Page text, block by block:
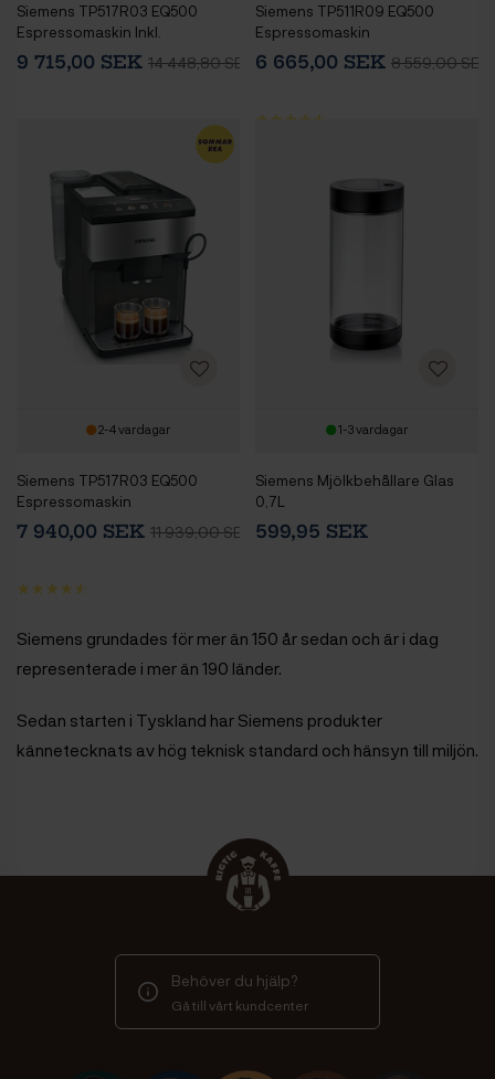
Siemens TP517R03 EQ500
Espressomaskin Inkl.
Mjölkbehållare, Vårdpaket &
2 kg Rigtig Kaffe Crema Intenso
9 715,00 SEK 14 448,80 SEK
Siemens TP511R09 EQ500
Espressomaskin
6 665,00 SEK 8 559,00 SEK
2-4 vardagar
Siemens TP517R03 EQ500
Espressomaskin
7 940,00 SEK 11 939,00 SEK
1-3 vardagar
Siemens Mjölkbehållare Glas
0,7L
599,95 SEK
Siemens grundades för mer än 150 år sedan och är i dag
representerade i mer än 190 länder.
Sedan starten i Tyskland har Siemens produkter
kännetecknats av hög teknisk standard och hänsyn till miljön.
Behöver du hjälp?
Gå till vårt kundcenter